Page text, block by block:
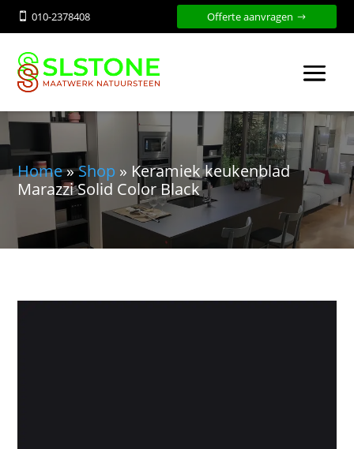
010-2378408 Offerte aanvragen
Home»Shop » Keramiek keukenblad
Marazzi Solid Color Black